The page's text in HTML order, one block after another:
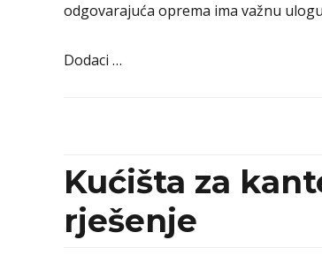
odgovarajuća oprema ima važnu
Dodaci …
Kućišta za
rješenje